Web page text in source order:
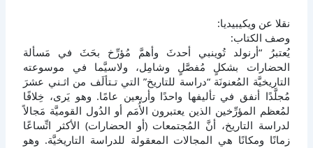
نقلا عن ويكيبيديا:
وصف الكتاب:
يُعتبرُ “أرنولد تُوينبي أحدثَ وأهمَّ مُؤرِّخ بحَثَ في مَسألة
الحضارات بشكلٍ مُفصَّلٍ وشامِل، ولاسيَّما في موسوعته
التاريخيَّة المُعنونَة “دراسة للتاريخ” التي تـتألَف من اثـني عشرَ
مُجلَّدًا أنفق في تأليفها واحدًا وأربعين عامًا. وهو يَرى، خِلافًا
لمُعظم المؤرِّخين الذين يعتبرون الأُمَم أو الدُول القوميَّة مَجالاً
لدراسة التاريخ، أنَّ المُجتمعات (أو الحضارات) الأكثر اتِّساعًا
زمانًا ومكانًا هي المجالات المعقولة للدراسة التاريخيَّة. وهو